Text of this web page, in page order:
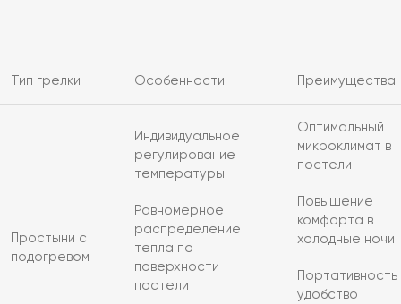
Тип грелки Особенности Преимущества
Простыни с
подогревом
Индивидуальное
регулирование
температуры
Равномерное
распределение
тепла по
поверхности
постели
Оптимальный
микроклимат в
постели
Повышение
комфорта в
холодные ночи
Портативность
удобство